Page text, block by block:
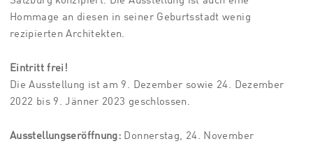
Hommage an diesen in seiner Geburtsstadt wenig
rezipierten Architekten.
Eintritt frei!
Die Ausstellung ist am 9. Dezember sowie 24. Dezember
2022 bis 9. Jänner 2023 geschlossen.
Ausstellungseröffnung: Donnerstag, 24. November